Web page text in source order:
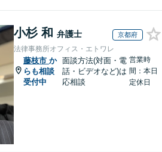
小杉 和 弁護士 京都府
法律事務所オフィス・エトワレ
藤枝市 か
らも相談
受付中
面談方法(対面・電
話・ビデオなど)は
応相談
営業時
間：本日
定休日